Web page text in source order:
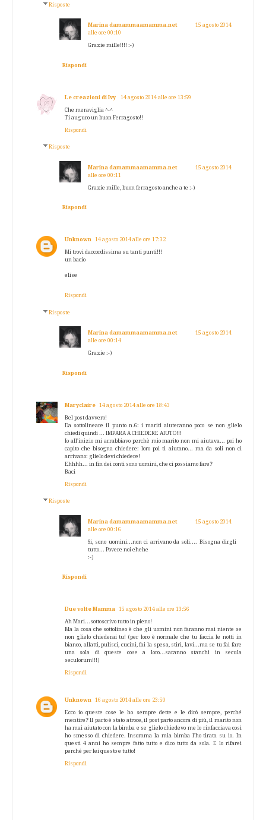
Risposte
Marina damammaamamma.net
15 agosto 2014
alle ore 00:10
Grazie mille!!!! :-)
Rispondi
Le creazioni di Ivy 14 agosto 2014 alle ore 13:59
Che meraviglia ^-^
Ti auguro un buon Ferragosto!!
Rispondi
Risposte
Marina damammaamamma.net
15 agosto 2014
alle ore 00:11
Grazie mille, buon ferragosto anche a te :-)
Rispondi
Unknown 14 agosto 2014 alle ore 17:32
Mi trovi daccordissima su tanti punti!!!
un bacio
elise
Rispondi
Risposte
Marina damammaamamma.net
15 agosto 2014
alle ore 00:14
Grazie :-)
Rispondi
Maryclaire 14 agosto 2014 alle ore 18:43
Bel post davvero!
Da sottolineare il punto n.6: i mariti aiuteranno poco se non glielo
chiedi quindi ... IMPARA A CHIEDERE AIUTO!!!
Io all'inizio mi arrabbiavo perchè mio marito non mi aiutava... poi ho
capito che bisogna chiedere: loro poi ti aiutano... ma da soli non ci
arrivano: glielo devi chiedere!
Ehhhh... in fin dei conti sono uomini, che ci possiamo fare?
Baci
Rispondi
Risposte
Marina damammaamamma.net
15 agosto 2014
alle ore 00:16
Si, sono uomini...non ci arrivano da soli.... Bisogna dirgli
tutto... Povere noi ehehe
:-)
Rispondi
Due volte Mamma 15 agosto 2014 alle ore 13:56
Ah Mari...sottoscrivo tutto in pieno!
Ma la cosa che sottolineo è che gli uomini non faranno mai niente se
non glielo chiederai tu! (per loro è normale che tu faccia le notti in
bianco, allatti, pulisci, cucini, fai la spesa, stiri, lavi...ma se tu fai fare
una sola di queste cose a loro...saranno stanchi in secula
seculorum!!!)
Rispondi
Unknown 16 agosto 2014 alle ore 23:50
Ecco io queste cose le ho sempre dette e le dirò sempre, perché
mentire? Il parto è stato atroce, il post parto ancora di più, il marito non
ha mai aiutato con la bimba e se glielo chiedevo me lo rinfacciava così
ho smesso di chiedere. Insomma la mia bimba l'ho tirata su io. In
questi 4 anni ho sempre fatto tutto e dico tutto da sola. E lo rifarei
perché per lei questo e tutto!
Rispondi